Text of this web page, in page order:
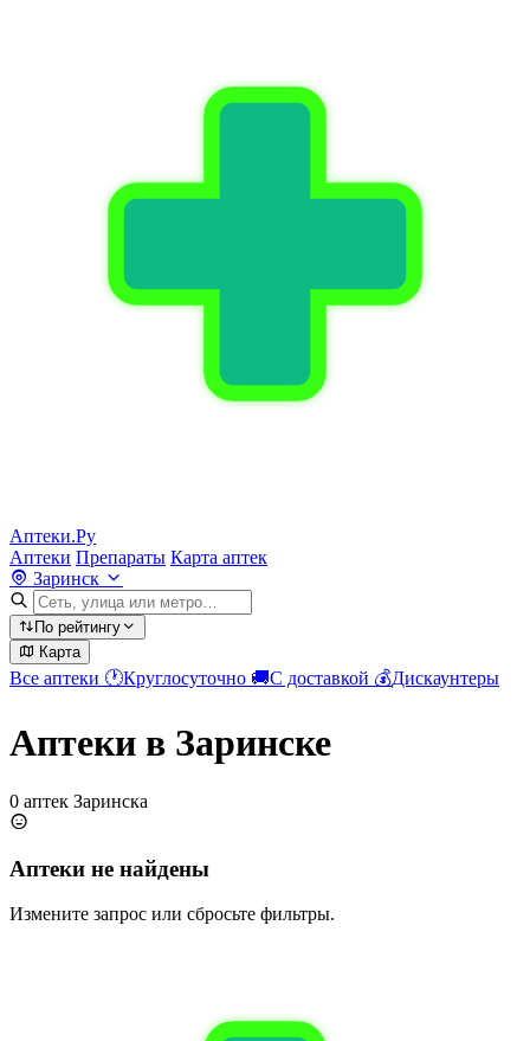
Аптеки.Ру
Аптеки Препараты Карта аптек
Заринск
По рейтингу
Карта
Все аптеки 🕐Круглосуточно 🚚С доставкой 💰Дискаунтеры
Аптеки в Заринске
0 аптек Заринска
Аптеки не найдены
Измените запрос или сбросьте фильтры.